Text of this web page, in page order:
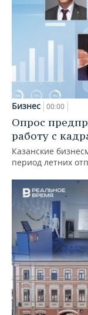
Бизнес 00:00
Опрос
работу с
Казанские
период летних